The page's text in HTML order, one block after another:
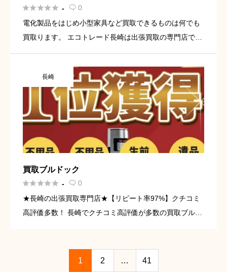
 -  0
電化製品をはじめ小型家具など買取できるものは何でも
買取ります。 エコトレード長崎は出張買取の専門店で
でも買取ります。遺品整理士の資格を持った社員も在籍
しておりますので生 […]
長崎
買取ブルドック
 -  0
★長崎の出張買取専門店★【リピート率97%】クチコミ
高評価多数！ 長崎でクチコミ高評価が多数の買取ブルド
1 2 … 41